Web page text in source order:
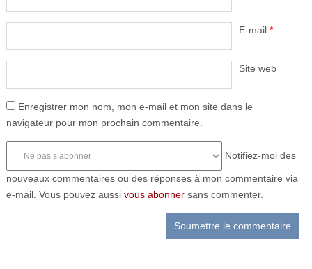
E-mail *
Site web
Enregistrer mon nom, mon e-mail et mon site dans le
navigateur pour mon prochain commentaire.
Notifiez-moi des
nouveaux commentaires ou des réponses à mon commentaire via
e-mail. Vous pouvez aussi vous abonnersans commenter.